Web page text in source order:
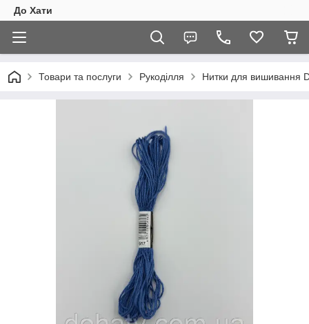
До Хати
Товари та послуги Рукоділля Нитки для вишивання